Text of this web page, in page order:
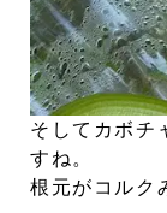
そしてカボチ
すね。
根元がコルク